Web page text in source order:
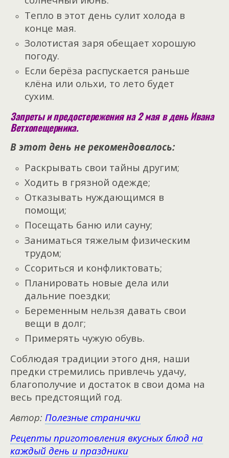
Тепло в этот день сулит холода в
конце мая.
Золотистая заря обещает хорошую
погоду.
Если берёза распускается раньше
клёна или ольхи, то лето будет
сухим.
Запреты и предостережения на 2 мая в день Ивана
Ветхопещерника.
В этот день не рекомендовалось:
Раскрывать свои тайны другим;
Ходить в грязной одежде;
Отказывать нуждающимся в
помощи;
Посещать баню или сауну;
Заниматься тяжелым физическим
трудом;
Ссориться и конфликтовать;
Планировать новые дела или
дальние поездки;
Беременным нельзя давать свои
вещи в долг;
Примерять чужую обувь.
Соблюдая традиции этого дня, наши
предки стремились привлечь удачу,
благополучие и достаток в свои дома на
весь предстоящий год.
Автор: Полезные странички
Рецепты приготовления вкусных блюд на
каждый день и праздники